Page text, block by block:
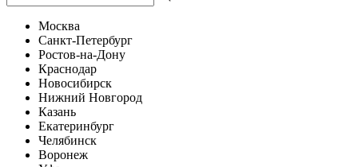
Москва
Санкт-Петербург
Ростов-на-Дону
Краснодар
Новосибирск
Нижний Новгород
Казань
Екатеринбург
Челябинск
Воронеж